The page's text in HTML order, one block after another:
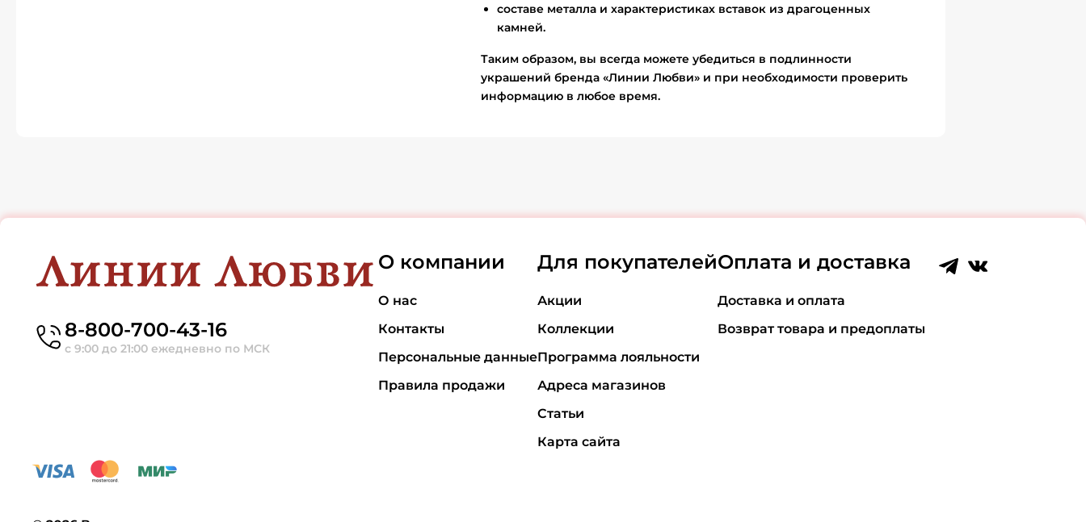
составе металла и характеристиках вставок из драгоценных
камней.
Таким образом, вы всегда можете убедиться в подлинности
украшений бренда «Линии Любви» и при необходимости проверить
информацию в любое время.
8-800-700-43-16
с 9:00 до 21:00 ежедневно по МСК
О компании
О нас
Контакты
Персональные данные
Правила продажи
Для покупателей
Акции
Коллекции
Программа лояльности
Адреса магазинов
Статьи
Карта сайта
Оплата и доставка
Доставка и оплата
Возврат товара и предоплаты